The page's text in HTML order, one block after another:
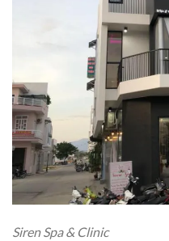
Siren Spa & Clinic